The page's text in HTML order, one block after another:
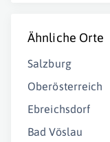
Ähnliche Orte
Salzburg
Oberösterreich
Ebreichsdorf
Bad Vöslau